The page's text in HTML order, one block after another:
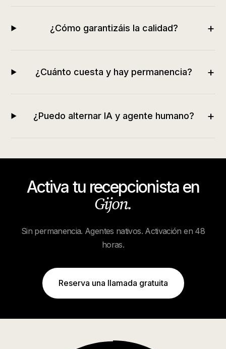
¿Cómo garantizáis la calidad? +
¿Cuánto cuesta y hay permanencia? +
¿Puedo alternar IA y agente humano? +
Activa tu recepcionista en
Gijon.
Sin permanencia. Agentes nativos. Activación en 48
horas.
Reserva una llamada gratuita